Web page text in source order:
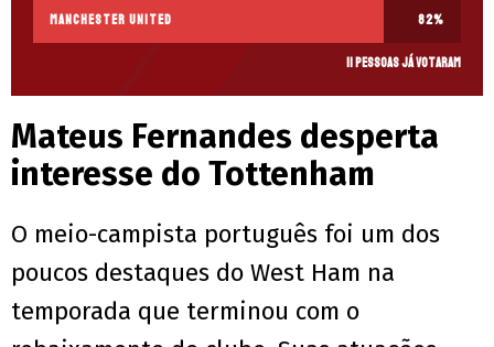
Manchester United 82%
11 pessoas já votaram
Mateus Fernandes desperta
interesse do Tottenham
O meio-campista português foi um dos
poucos destaques do West Ham na
temporada que terminou com o